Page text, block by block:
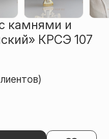
камнями и
КРСЭ 107